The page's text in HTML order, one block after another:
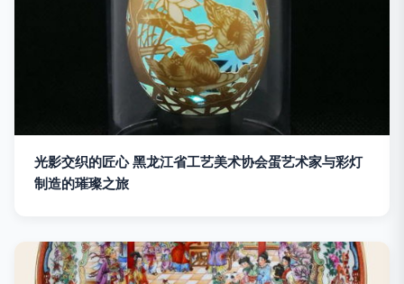
光影交织的匠心 黑龙江省工艺美术协会蛋艺术家与彩灯
制造的璀璨之旅